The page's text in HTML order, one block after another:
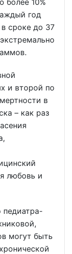
год
сроке до 37
и второй по
в
– как раз
любовь и
педиатра-
могут быть